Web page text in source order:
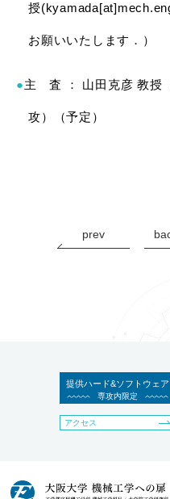
授
お願いいたします．）
主 査 ： 山田克彦 教授
攻）（予定）
prev
提供ハード&ソフトウェア
専攻内限定
アクセス